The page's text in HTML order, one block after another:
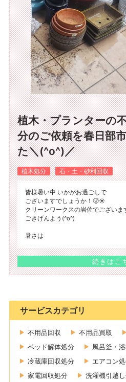
植木・プランターの
分のご依頼を春日部
た＼(^o^)／
植木処分 石・土・砂利回収
皆様暑い中 いかがお過ごしで
ございますでしょうか！🥵☀️
クリーンワークスの岩佐でございま
ごきげんよう(^o^)
暑さは
続きはこ
サービスカテゴリ
不用品回収 不用品買取
ベッド解体処分
風呂釜・
冷蔵庫回収処分
エアコン
家電回収処分
洗濯機引越